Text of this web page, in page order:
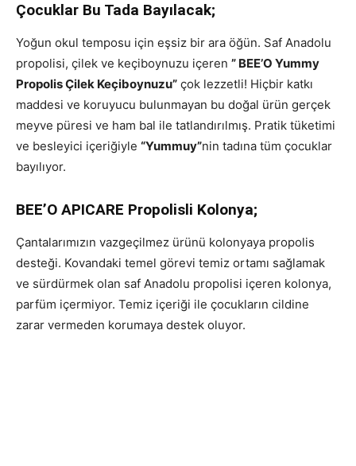
Çocuklar Bu Tada Bayılacak;
Yoğun okul temposu için eşsiz bir ara öğün. Saf Anadolu
propolisi, çilek ve keçiboynuzu içeren ” BEE’O Yummy
Propolis Çilek Keçiboynuzu” çok lezzetli! Hiçbir katkı
maddesi ve koruyucu bulunmayan bu doğal ürün gerçek
meyve püresi ve ham bal ile tatlandırılmış. Pratik tüketimi
ve besleyici içeriğiyle “Yummuy”nin tadına tüm çocuklar
bayılıyor.
BEE’O APICARE Propolisli Kolonya;
Çantalarımızın vazgeçilmez ürünü kolonyaya propolis
desteği. Kovandaki temel görevi temiz ortamı sağlamak
ve sürdürmek olan saf Anadolu propolisi içeren kolonya,
parfüm içermiyor. Temiz içeriği ile çocukların cildine
zarar vermeden korumaya destek oluyor.